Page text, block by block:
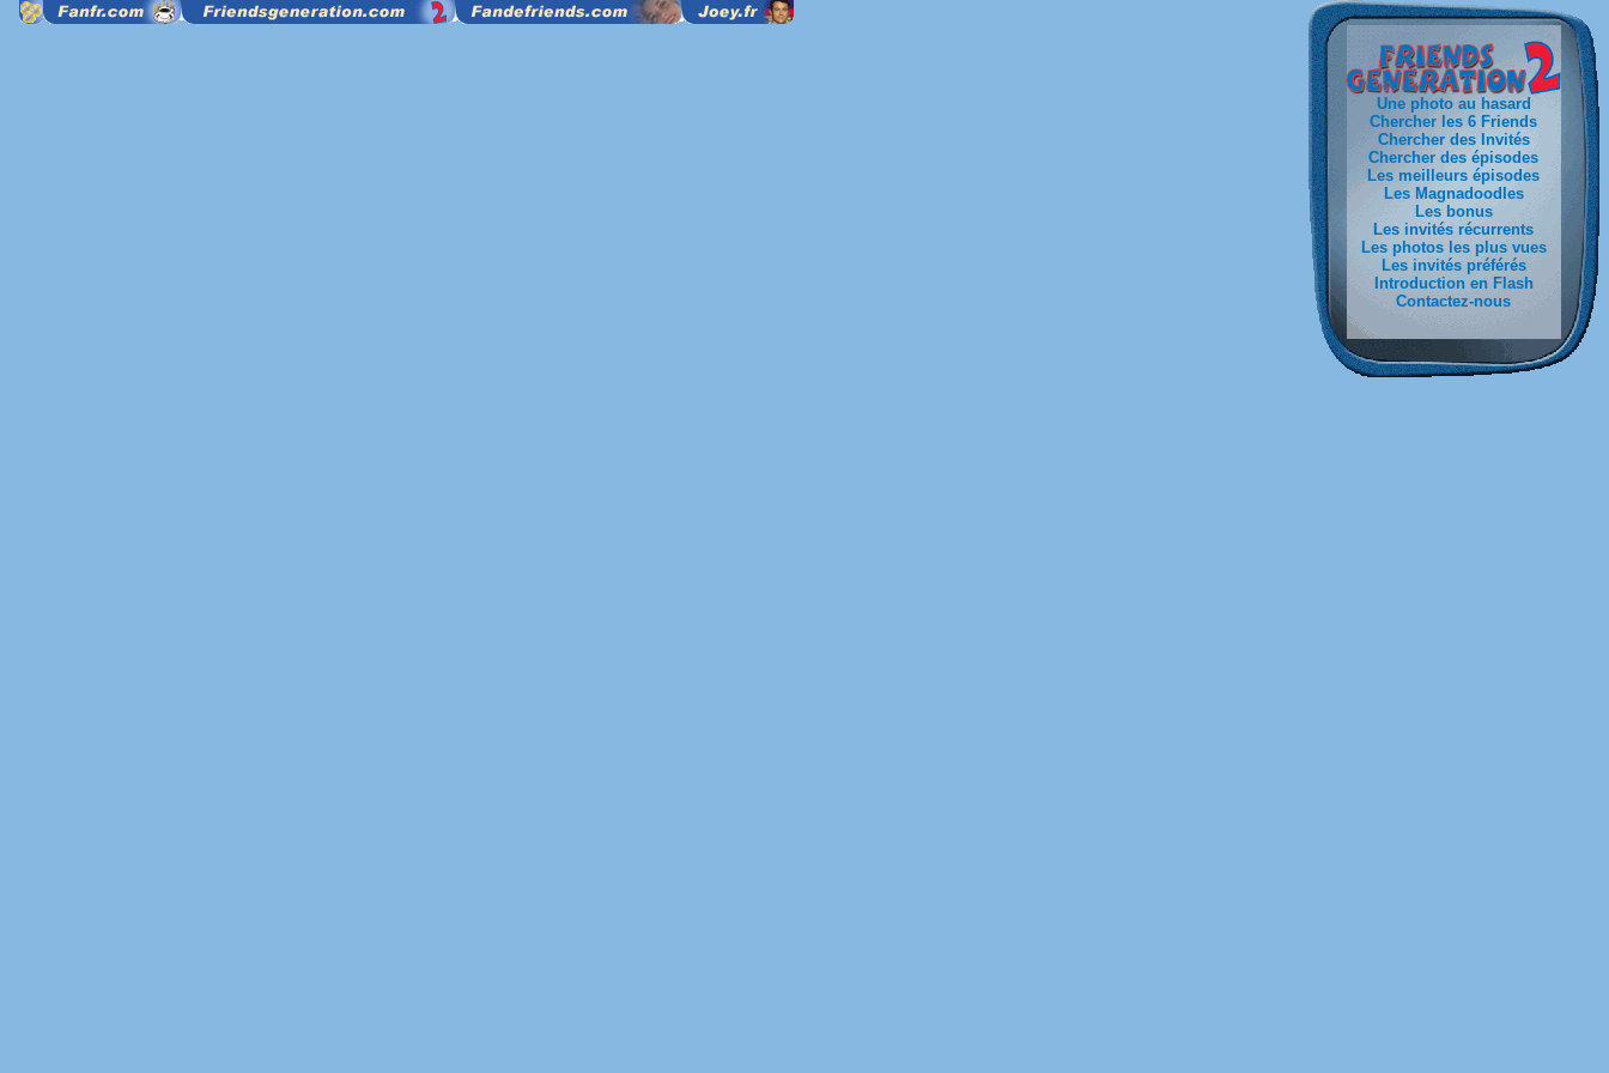
Une photo au hasard
Chercher les 6 Friends
Chercher des Invités
Chercher des épisodes
Les meilleurs épisodes
Les Magnadoodles
Les bonus
Les invités récurrents
Les photos les plus vues
Les invités préférés
Introduction en Flash
Contactez-nous